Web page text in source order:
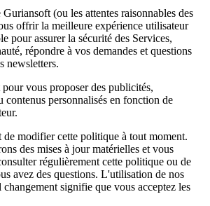
(ou les attentes raisonnables des
offrir la meilleure expérience utilisateur
pour assurer la sécurité des Services,
répondre à vos demandes et questions
newsletters.
vous proposer des publicités,
contenus personnalisés en fonction de
modifier cette politique à tout moment.
des mises à jour matérielles et vous
régulièrement cette politique ou de
avez des questions. L'utilisation de nos
changement signifie que vous acceptez les